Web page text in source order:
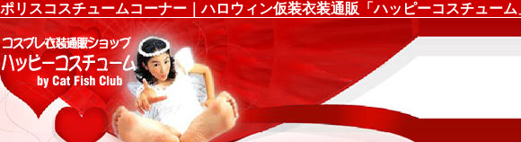
ポリスコスチュームコーナー｜ハロウィン仮装衣装通販「ハッピーコスチューム